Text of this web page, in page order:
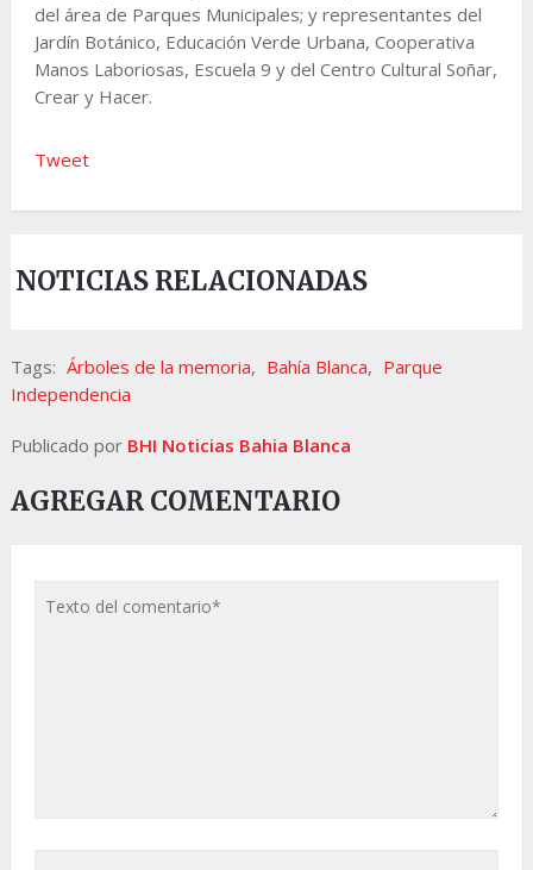
del área de Parques Municipales; y representantes del
Jardín Botánico, Educación Verde Urbana, Cooperativa
Manos Laboriosas, Escuela 9 y del Centro Cultural Soñar,
Crear y Hacer.
Tweet
NOTICIAS RELACIONADAS
Tags: Árboles de la memoria, Bahía Blanca, Parque
Independencia
Publicado por BHI Noticias Bahia Blanca
AGREGAR COMENTARIO